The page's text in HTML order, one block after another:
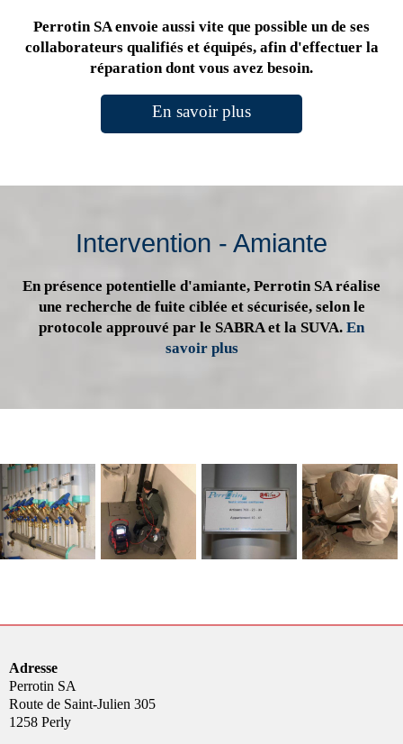
Perrotin SA envoie aussi vite que possible un de ses
collaborateurs qualifiés et équipés, afin d'effectuer la
réparation dont vous avez besoin.
En savoir plus
Intervention - Amiante
En présence potentielle d'amiante, Perrotin SA réalise
une recherche de fuite ciblée et sécurisée, selon le
protocole approuvé par le SABRA et la SUVA. En
savoir plus
Adresse
Perrotin SA
Route de Saint-Julien 305
1258 Perly